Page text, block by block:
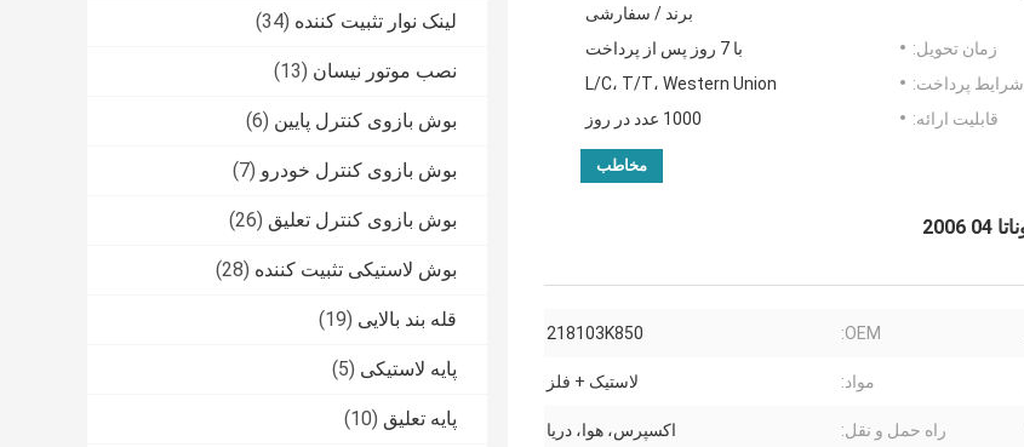
لینک نوار تثبیت کننده (34)
نصب موتور نیسان (13)
بوش بازوی کنترل پایین (6)
بوش بازوی کنترل خودرو (7)
بوش بازوی کنترل تعلیق (26)
بوش لاستیکی تثبیت کننده (28)
قله بند بالایی (19)
پایه لاستیکی (5)
پایه تعلیق (10)
برند / سفارشی
زمان تحویل:
با 7 روز پس از پرداخت
شرایط پرداخت:
L/C، T/T، Western Union
قابلیت ارائه:
1000 عدد در روز
مخاطب
OEM:
218103K850
مواد: لاستیک + فلز
راه حمل و نقل: اکسپرس، هوا، دریا